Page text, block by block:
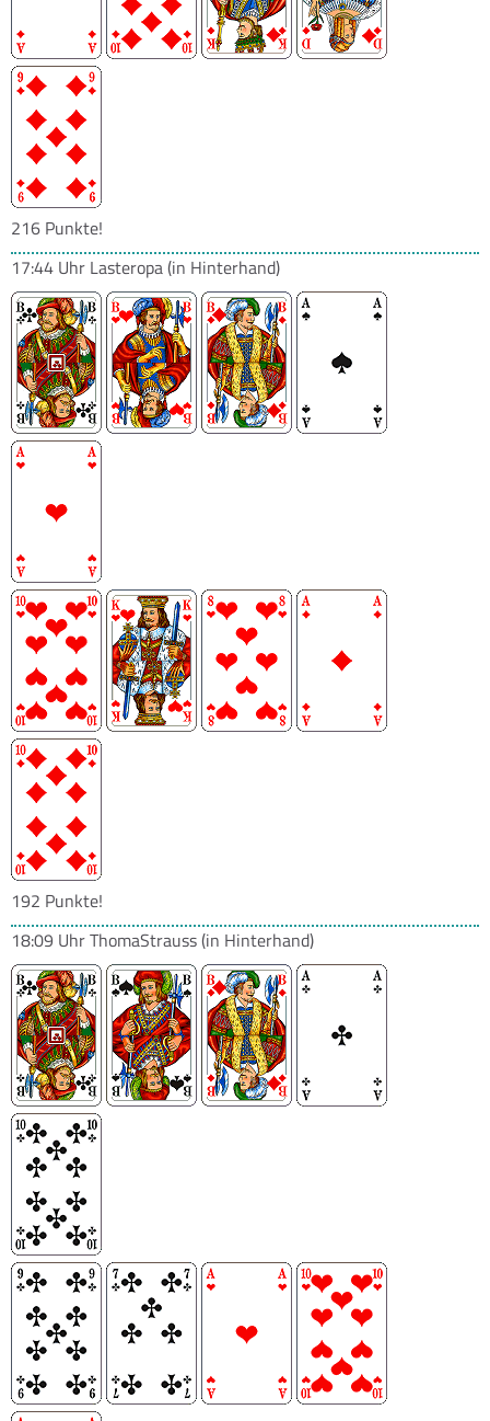
216 Punkte!
17:44 Uhr Lasteropa(in Hinterhand)
192 Punkte!
18:09 UhrThomaStrauss(in Hinterhand)